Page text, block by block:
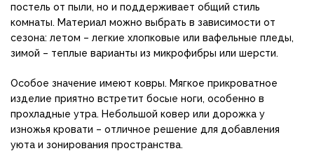
постель от пыли, но и поддерживает общий стиль
комнаты. Материал можно выбрать в зависимости от
сезона: летом – легкие хлопковые или вафельные пледы,
зимой – теплые варианты из микрофибры или шерсти.
Особое значение имеют ковры. Мягкое прикроватное
изделие приятно встретит босые ноги, особенно в
прохладные утра. Небольшой ковер или дорожка у
изножья кровати – отличное решение для добавления
уюта и зонирования пространства.